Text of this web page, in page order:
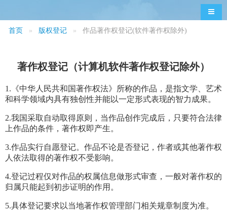
导航
首页 版权登记 作品著作权登记(软件著作权除外)
著作权登记（计算机软件著作权登记除外）
1.《中华人民共和国著作权法》所称的作品，是指文学、艺术
和科学领域内具有独创性并能以一定形式表现的智力成果。
2.我国采取自动取得原则，当作品创作完成后，只要符合法律
上作品的条件，著作权即产生。
3.作品实行自愿登记。作品不论是否登记，作者或其他著作权
人依法取得的著作权不受影响。
4.登记过程仅对作品的权属信息做形式审查，一般对著作权的
归属只能起到初步证明的作用。
5.具体登记要求以当地著作权管理部门相关规章制度为准。